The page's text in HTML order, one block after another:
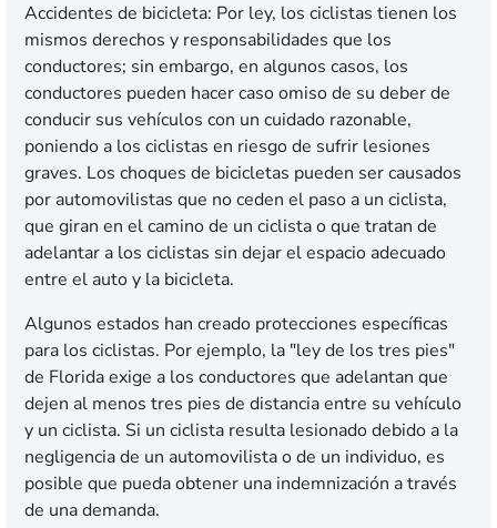
Accidentes de bicicleta: Por ley, los ciclistas tienen los
mismos derechos y responsabilidades que los
conductores; sin embargo, en algunos casos, los
conductores pueden hacer caso omiso de su deber de
conducir sus vehículos con un cuidado razonable,
poniendo a los ciclistas en riesgo de sufrir lesiones
graves. Los choques de bicicletas pueden ser causados
por automovilistas que no ceden el paso a un ciclista,
que giran en el camino de un ciclista o que tratan de
adelantar a los ciclistas sin dejar el espacio adecuado
entre el auto y la bicicleta.
Algunos estados han creado protecciones específicas
para los ciclistas. Por ejemplo, la "ley de los tres pies"
de Florida exige a los conductores que adelantan que
dejen al menos tres pies de distancia entre su vehículo
y un ciclista. Si un ciclista resulta lesionado debido a la
negligencia de un automovilista o de un individuo, es
posible que pueda obtener una indemnización a través
de una demanda.